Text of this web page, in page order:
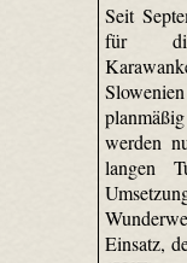
Seit
für
werden
langen
Einsatz,